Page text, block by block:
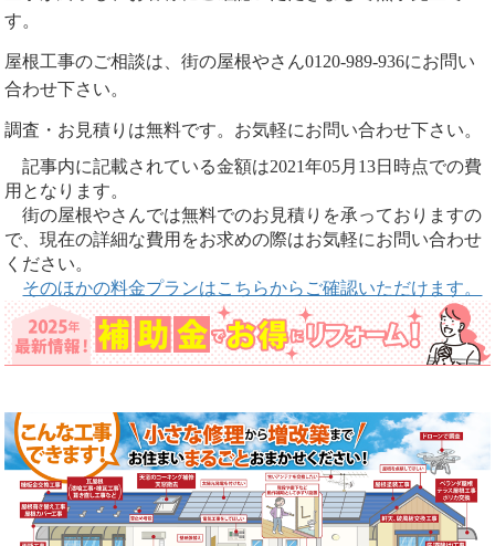
す。
屋根工事のご相談は、街の屋根やさん0120-989-936にお問い
合わせ下さい。
調査・お見積りは無料です。お気軽にお問い合わせ下さい。
記事内に記載されている金額は2021年05月13日時点での費
用となります。
街の屋根やさんでは無料でのお見積りを承っておりますの
で、現在の詳細な費用をお求めの際はお気軽にお問い合わせ
ください。
そのほかの料金プランはこちらからご確認いただけます。